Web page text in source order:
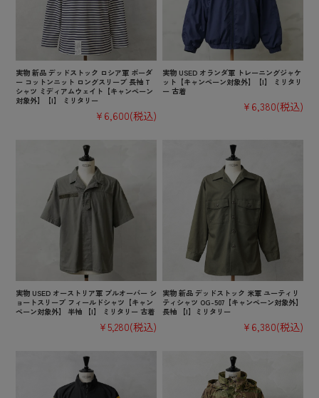
実物 新品 デッドストック ロシア軍 ボーダ
ー コットンニット ロングスリーブ 長袖 T
シャツ ミディアムウェイト【キャンペーン
対象外】【I】 ミリタリー
¥6,600(税込)
実物 USED オランダ軍 トレーニングジャケ
ット【キャンペーン対象外】【I】 ミリタリ
ー 古着
¥6,380(税込)
実物 USED オーストリア軍 プルオーバー シ
ョートスリーブ フィールドシャツ【キャン
ペーン対象外】 半袖 【I】 ミリタリー 古着
¥5,280(税込)
実物 新品 デッドストック 米軍 ユーティリ
ティシャツ OG-507【キャンペーン対象外】
長袖 【I】ミリタリー
¥6,380(税込)